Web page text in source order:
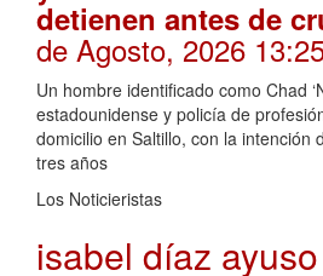
detienen antes de
de Agosto, 2026
Un hombre identificado como Chad
estadounidense y policía de
domicilio en Saltillo, con la intención
tres años
Los Noticieristas
isabel díaz ayuso